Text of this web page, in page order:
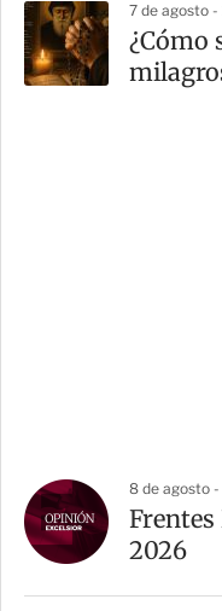
7 de agosto
¿Cómo
8 de agosto
2026